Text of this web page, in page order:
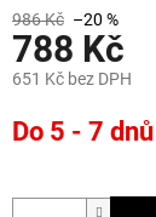
986 Kč –20 %
788 Kč
651 Kč bez DPH
cena:
Do 5 - 7 dnů